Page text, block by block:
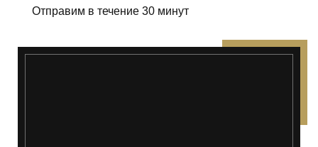
Отправим в течение 30 минут